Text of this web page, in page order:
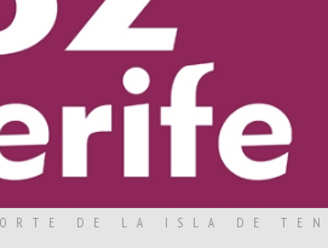
DE LA ISLA DE